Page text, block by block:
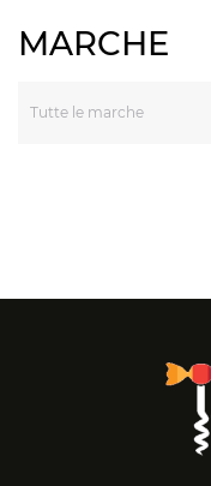
MARCHE